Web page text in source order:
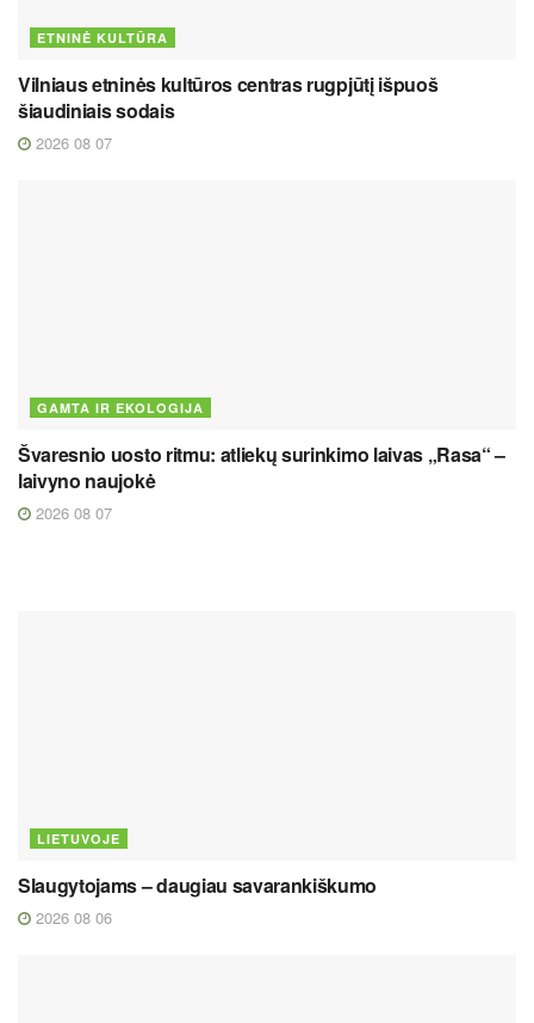
ETNINĖ KULTŪRA
Vilniaus etninės kultūros centras rugpjūtį išpuoš
šiaudiniais sodais
2026 08 07
GAMTA IR EKOLOGIJA
Švaresnio uosto ritmu: atliekų surinkimo laivas „Rasa“ –
laivyno naujokė
2026 08 07
LIETUVOJE
Slaugytojams – daugiau savarankiškumo
2026 08 06